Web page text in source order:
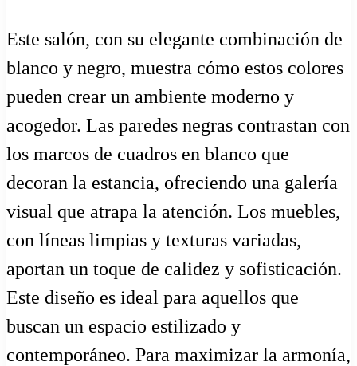
Este salón, con su elegante combinación de
blanco y negro, muestra cómo estos colores
pueden crear un ambiente moderno y
acogedor. Las paredes negras contrastan con
los marcos de cuadros en blanco que
decoran la estancia, ofreciendo una galería
visual que atrapa la atención. Los muebles,
con líneas limpias y texturas variadas,
aportan un toque de calidez y sofisticación.
Este diseño es ideal para aquellos que
buscan un espacio estilizado y
contemporáneo. Para maximizar la armonía,